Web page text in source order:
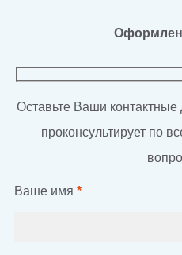
Оставьте Ваши
проконсультирует по
Ваше имя *